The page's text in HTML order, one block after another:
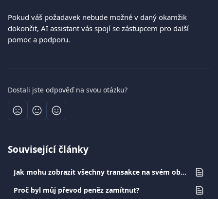
Pokud váš požadavek nebude možné v daný okamžik
dokončit, AI assistant vás spojí se zástupcem pro další
pomoc a podporu.
Dostali jste odpověď na svou otázku?
Související články
Jak mohu zobrazit všechny transakce na svém obchodním účtu?
Proč byl můj převod peněz zamítnut?